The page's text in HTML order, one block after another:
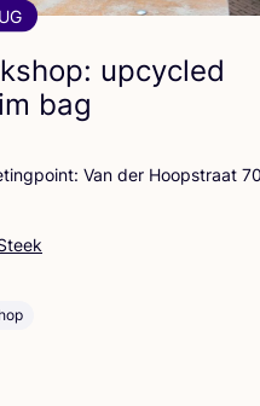
upcycled
bag
Van der Hoopstraat